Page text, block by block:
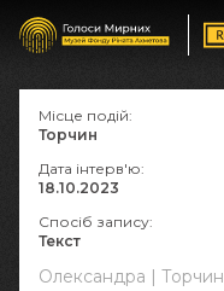
Олександра | Торчин
Місце подій:
Торчин
Дата інтерв'ю:
18.10.2023
Спосіб запису:
Текст